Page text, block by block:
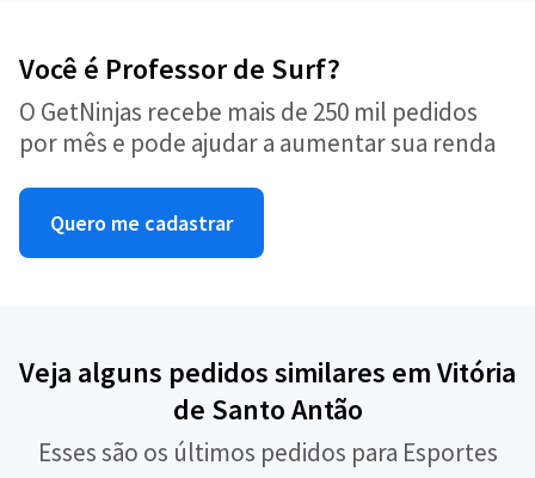
Você é Professor de Surf?
O GetNinjas recebe mais de 250 mil pedidos
por mês e pode ajudar a aumentar sua renda
Quero me cadastrar
Veja alguns pedidos similares em Vitória
de Santo Antão
Esses são os últimos pedidos para Esportes